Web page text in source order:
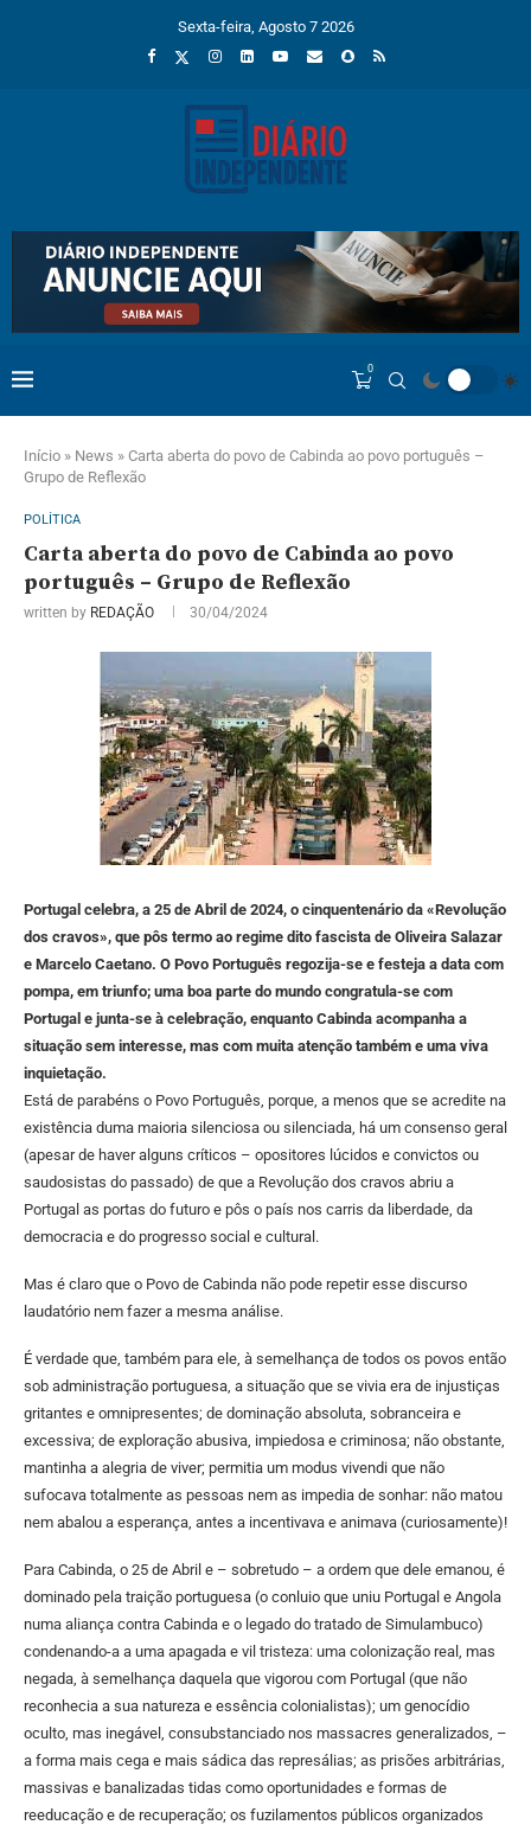
Sexta-feira, Agosto 7 2026
0
Início » News » Carta aberta do povo de Cabinda ao povo português –
Grupo de Reflexão
POLÍTICA
Carta aberta do povo de Cabinda ao povo
português – Grupo de Reflexão
written by REDAÇÃO 30/04/2024
Portugal celebra, a 25 de Abril de 2024, o cinquentenário da «Revolução
dos cravos», que pôs termo ao regime dito fascista de Oliveira Salazar
e Marcelo Caetano. O Povo Português regozija-se e festeja a data com
pompa, em triunfo; uma boa parte do mundo congratula-se com
Portugal e junta-se à celebração, enquanto Cabinda acompanha a
situação sem interesse, mas com muita atenção também e uma viva
inquietação.
Está de parabéns o Povo Português, porque, a menos que se acredite na
existência duma maioria silenciosa ou silenciada, há um consenso geral
(apesar de haver alguns críticos – opositores lúcidos e convictos ou
saudosistas do passado) de que a Revolução dos cravos abriu a
Portugal as portas do futuro e pôs o país nos carris da liberdade, da
democracia e do progresso social e cultural.
Mas é claro que o Povo de Cabinda não pode repetir esse discurso
laudatório nem fazer a mesma análise.
É verdade que, também para ele, à semelhança de todos os povos então
sob administração portuguesa, a situação que se vivia era de injustiças
gritantes e omnipresentes; de dominação absoluta, sobranceira e
excessiva; de exploração abusiva, impiedosa e criminosa; não obstante,
mantinha a alegria de viver; permitia um modus vivendi que não
sufocava totalmente as pessoas nem as impedia de sonhar: não matou
nem abalou a esperança, antes a incentivava e animava (curiosamente)!
Para Cabinda, o 25 de Abril e – sobretudo – a ordem que dele emanou, é
dominado pela traição portuguesa (o conluio que uniu Portugal e Angola
numa aliança contra Cabinda e o legado do tratado de Simulambuco)
condenando-a a uma apagada e vil tristeza: uma colonização real, mas
negada, à semelhança daquela que vigorou com Portugal (que não
reconhecia a sua natureza e essência colonialistas); um genocídio
oculto, mas inegável, consubstanciado nos massacres generalizados, –
a forma mais cega e mais sádica das represálias; as prisões arbitrárias,
massivas e banalizadas tidas como oportunidades e formas de
reeducação e de recuperação; os fuzilamentos públicos organizados